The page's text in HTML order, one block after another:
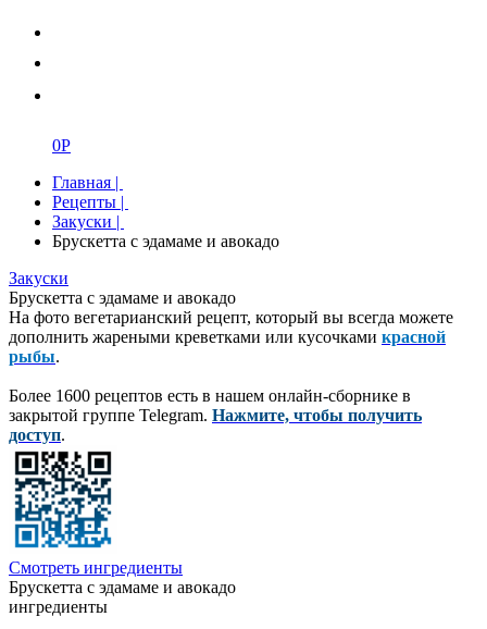
0Р
Главная |
Рецепты |
Закуски |
Брускетта с эдамаме и авокадо
Закуски
Брускетта с эдамаме и авокадо
На фото вегетарианский рецепт, который вы всегда можете
дополнить жареными креветками или кусочками красной
рыбы.
Более 1600 рецептов есть в нашем онлайн-сборнике в
закрытой группе Telegram. Нажмите, чтобы получить
доступ.
Смотреть ингредиенты
Брускетта с эдамаме и авокадо
ингредиенты